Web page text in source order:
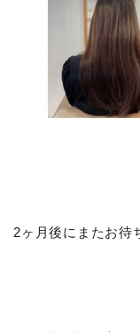
2ヶ月後にまたお待